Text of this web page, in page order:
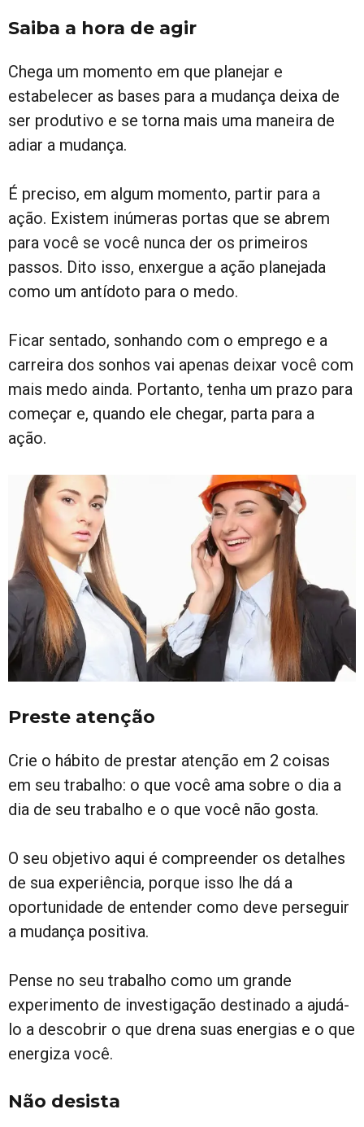
Saiba a hora de agir
Chega um momento em que planejar e
estabelecer as bases para a mudança deixa de
ser produtivo e se torna mais uma maneira de
adiar a mudança.
É preciso, em algum momento, partir para a
ação. Existem inúmeras portas que se abrem
para você se você nunca der os primeiros
passos. Dito isso, enxergue a ação planejada
como um antídoto para o medo.
Ficar sentado, sonhando com o emprego e a
carreira dos sonhos vai apenas deixar você com
mais medo ainda. Portanto, tenha um prazo para
começar e, quando ele chegar, parta para a
ação.
Preste atenção
Crie o hábito de prestar atenção em 2 coisas
em seu trabalho: o que você ama sobre o dia a
dia de seu trabalho e o que você não gosta.
O seu objetivo aqui é compreender os detalhes
de sua experiência, porque isso lhe dá a
oportunidade de entender como deve perseguir
a mudança positiva.
Pense no seu trabalho como um grande
experimento de investigação destinado a ajudá-
lo a descobrir o que drena suas energias e o que
energiza você.
Não desista